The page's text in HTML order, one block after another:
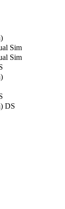
Sim
Sim
DS